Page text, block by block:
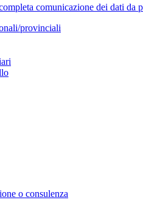
comunicazione dei dati
provinciali
o consulenza